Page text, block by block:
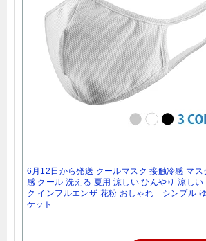
6月12日から発送 クールマスク 接触冷感 マス
感 クール 洗える 夏用 涼しい ひんやり 涼しい
ク インフルエンザ 花粉 おしゃれ シンプル
ケット